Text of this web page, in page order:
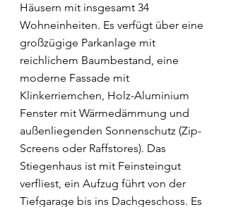
Häusern mit insgesamt 34
Wohneinheiten. Es verfügt über eine
großzügige Parkanlage mit
reichlichem Baumbestand, eine
moderne Fassade mit
Klinkerriemchen, Holz-Aluminium
Fenster mit Wärmedämmung und
außenliegenden Sonnenschutz (Zip-
Screens oder Raffstores). Das
Stiegenhaus ist mit Feinsteingut
verfliest, ein Aufzug führt von der
Tiefgarage bis ins Dachgeschoss. Es